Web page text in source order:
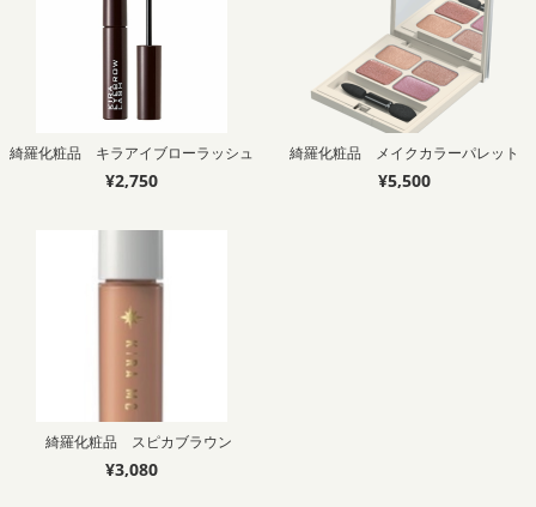
綺羅化粧品 キラアイブローラッシュ
¥2,750
綺羅化粧品 メイクカラーパレット
¥5,500
綺羅化粧品 スピカブラウン
¥3,080